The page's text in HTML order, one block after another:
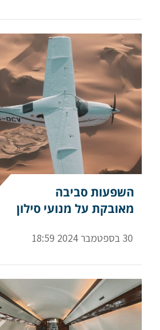
השפעות סביבה
מאובקת על מנועי סילון
30 בספטמבר 2024 18:59
סימן
בפרטים